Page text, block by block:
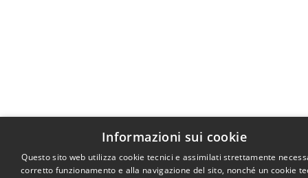
Informazioni sui cookie
Questo sito web utilizza cookie tecnici e assimilati strettamente
corretto funzionamento e alla navigazione del sito, nonché un cookie